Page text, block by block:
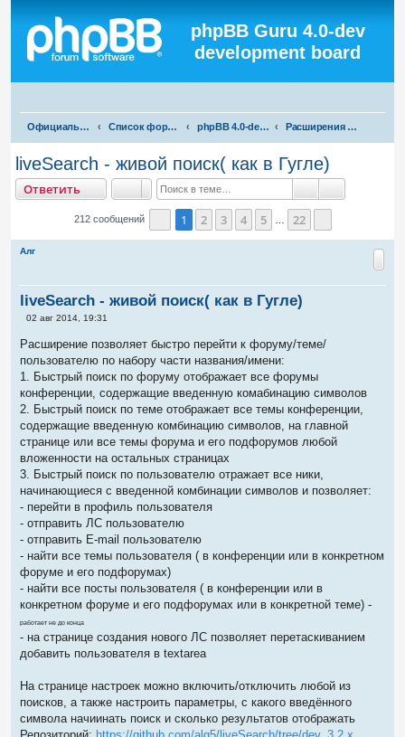
phpBB Guru 4.0-dev
development board
Официальная русская поддержка phpBB3 Список форумов phpBB 4.0-dev test Расширения для phpBB 4.0-dev
liveSearch - живой поиск( как в Гугле)
Ответить Поиск
212 сообщений Страница1из22
1 2 3 4 5 22 След.
Алг
liveSearch - живой поиск( как в Гугле)
С
о
б
щ
н
и
02 авг 2014, 19:31
Расширение позволяет быстро перейти к форуму/теме/
пользователю по набору части названия/имени:
1. Быстрый поиск по форуму отображает все форумы
конференции, содержащие введенную комабинацию символов
2. Быстрый поиск по теме отображает все темы конференции,
содержащие введенную комбинацию символов, на главной
странице или все темы форума и его подфорумов любой
вложенности на остальных страницах
3. Быстрый поиск по пользователю отражает все ники,
начинающиеся с введенной комбинации символов и позволяет:
- перейти в профиль пользователя
- отправить ЛС пользователю
- отправить E-mail пользователю
- найти все темы пользователя ( в конференции или в конкретном
форуме и его подфорумах)
- найти все посты пользователя ( в конференции или в
конкретном форуме и его подфорумах или в конкретной теме) -
работает не до конца
- на странице создания нового ЛС позволяет перетаскиванием
добавить пользователя в textarea
На странице настроек можно включить/отключить любой из
поисков, а также настроить параметры, с какого введённого
символа начиинать поиск и сколько результатов отображать